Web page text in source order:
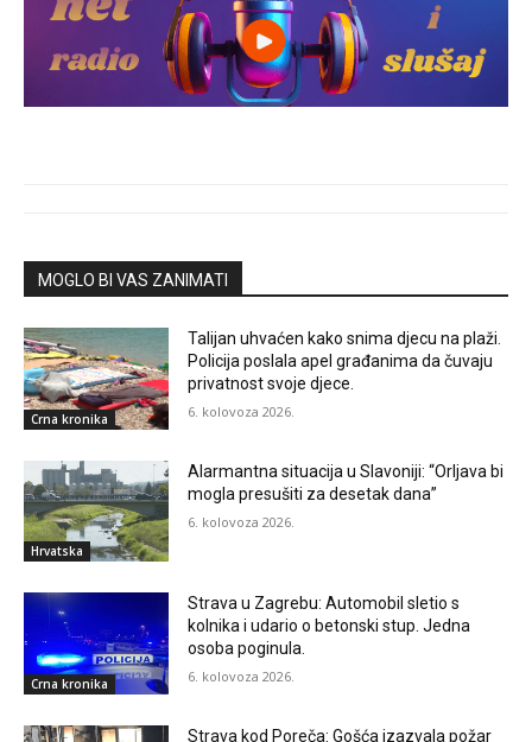
MOGLO BI VAS ZANIMATI
Crna kronika
Talijan uhvaćen kako snima djecu na plaži.
Policija poslala apel građanima da čuvaju
privatnost svoje djece.
6. kolovoza 2026.
Hrvatska
Alarmantna situacija u Slavoniji: “Orljava bi
mogla presušiti za desetak dana”
6. kolovoza 2026.
Crna kronika
Strava u Zagrebu: Automobil sletio s
kolnika i udario o betonski stup. Jedna
osoba poginula.
6. kolovoza 2026.
Strava kod Poreča: Gošća izazvala požar